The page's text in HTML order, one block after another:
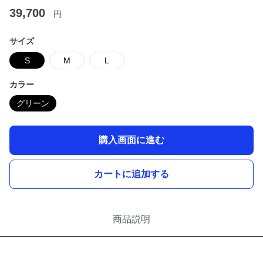
39,700 円
サイズ
S M L
カラー
グリーン
購入画面に進む
カートに追加する
商品説明